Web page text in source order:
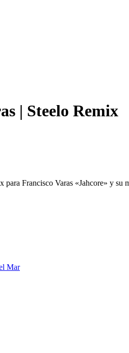
| Steelo Remix
Francisco Varas «Jahcore» y
Mar